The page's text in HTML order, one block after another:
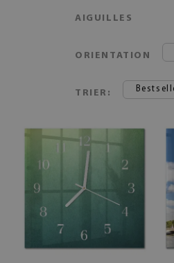
AIGUILLES
ORIENTATION
TRIER: